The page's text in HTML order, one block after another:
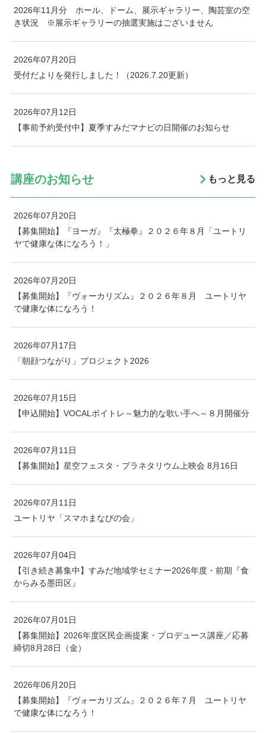
2026年11月分 ホール、ドーム、展示ギャラリー、陶芸室の空
き状況 ※展示ギャラリーの抽選実施はございません
2026年07月20日
受付だよりを発行しました！（2026.7.20更新）
2026年07月12日
【事前予約受付中】夏季すみだマナビの日開催のお知らせ
講座のお知らせ もっと見る
2026年07月20日
【募集開始】『ヨーガ』『太極拳』２０２６年８月「ユートリ
ヤで健康な体になろう！」
2026年07月20日
【募集開始】『ヴォーカリズム』２０２６年８月 ユートリヤ
で健康な体になろう！
2026年07月17日
「朝顔つながり」プロジェクト2026
2026年07月15日
【申込開始】VOCALボイトレ～魅力的な歌い手へ～８月開催分
2026年07月11日
【募集開始】星空フェスタ・プラネタリウム上映会 8月16日
2026年07月11日
ユートリヤ「スマホまなびの会」
2026年07月04日
【引き続き募集中】すみだ地域学セミナー2026年度・前期『食
からみる墨田区』
2026年07月01日
【募集開始】2026年度区民企画提案・プロデュース講座／応募
締切8月28日（金）
2026年06月20日
【募集開始】『ヴォーカリズム』２０２６年７月 ユートリヤ
で健康な体になろう！